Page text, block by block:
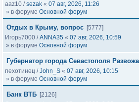
aaz10 /sezak « 07 авг, 2026, 11:26
» в форуме Основной форум
Отдых в Крыму, вопрос [5777]
Игорь7000 /ANNA35 « 07 авг, 2026, 10:59
» в форуме Основной форум
Губернатор города Севастополя
пехотинец /John_S « 07 авг, 2026, 10:15
» в форуме Основной форум
Банк ВТБ [2126]